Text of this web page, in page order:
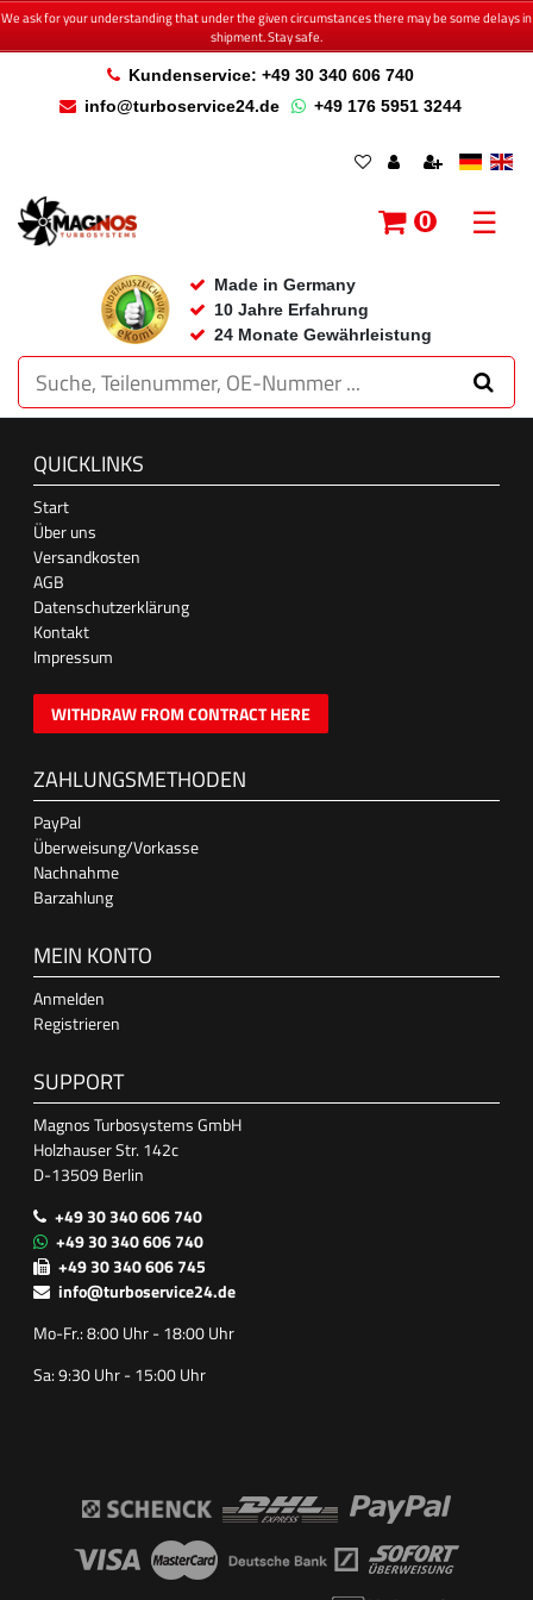
We ask for your understanding that under the given circumstances there may be some delays in
shipment. Stay safe.
Kundenservice: +49 30 340 606 740
info@turboservice24.de
+49 176 5951 3244
Made in Germany
10 Jahre Erfahrung
24 Monate Gewährleistung
0 ☰
QUICKLINKS
Start
Über uns
Versandkosten
AGB
Datenschutzerklärung
Kontakt
Impressum
WITHDRAW FROM CONTRACT HERE
ZAHLUNGSMETHODEN
PayPal
Überweisung/Vorkasse
Nachnahme
Barzahlung
MEIN KONTO
Anmelden
Registrieren
SUPPORT
Magnos Turbosystems GmbH
Holzhauser Str. 142c
D-13509 Berlin
+49 30 340 606 740
+49 30 340 606 740
+49 30 340 606 745
info@turboservice24.de
Mo-Fr.: 8:00 Uhr - 18:00 Uhr
Sa: 9:30 Uhr - 15:00 Uhr